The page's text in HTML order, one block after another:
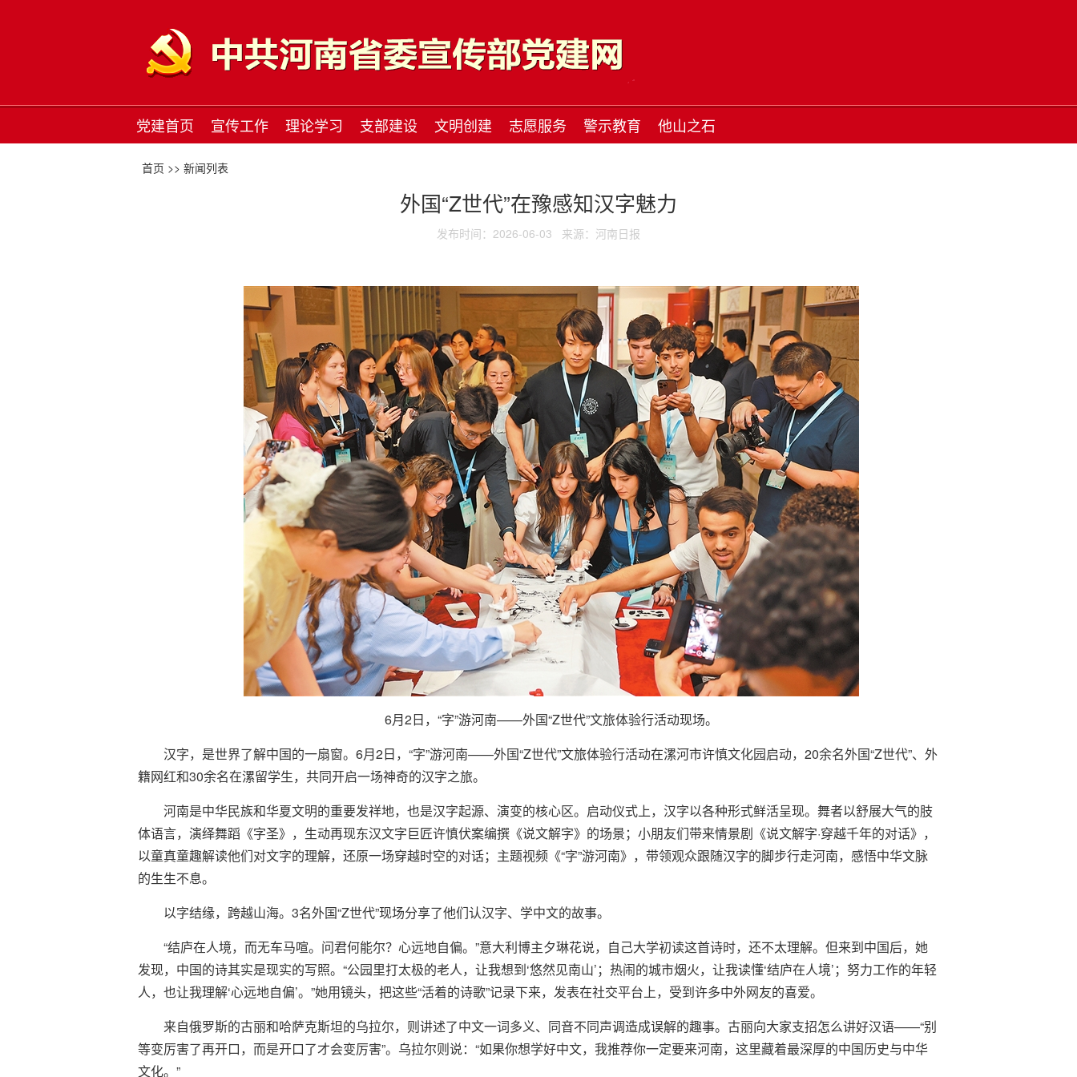
党建首页 宣传工作 理论学习 支部建设 文明创建 志愿服务 警示教育 他山之石
首页 >> 新闻列表
外国“Z世代”在豫感知汉字魅力
发布时间：2026-06-03 来源：河南日报
6月2日，“字”游河南——外国“Z世代”文旅体验行活动现场。
汉字，是世界了解中国的一扇窗。6月2日，“字”游河南——外国“Z世代”文旅体验行活动在漯河市许慎文化园启动，20余名外国“Z世代”、外
籍网红和30余名在漯留学生，共同开启一场神奇的汉字之旅。
河南是中华民族和华夏文明的重要发祥地，也是汉字起源、演变的核心区。启动仪式上，汉字以各种形式鲜活呈现。舞者以舒展大气的肢
体语言，演绎舞蹈《字圣》，生动再现东汉文字巨匠许慎伏案编撰《说文解字》的场景；小朋友们带来情景剧《说文解字·穿越千年的对话》，
以童真童趣解读他们对文字的理解，还原一场穿越时空的对话；主题视频《“字”游河南》，带领观众跟随汉字的脚步行走河南，感悟中华文脉
的生生不息。
以字结缘，跨越山海。3名外国“Z世代”现场分享了他们认汉字、学中文的故事。
“结庐在人境，而无车马喧。问君何能尔？心远地自偏。”意大利博主夕琳花说，自己大学初读这首诗时，还不太理解。但来到中国后，她
发现，中国的诗其实是现实的写照。“公园里打太极的老人，让我想到‘悠然见南山’；热闹的城市烟火，让我读懂‘结庐在人境’；努力工作的年轻
人，也让我理解‘心远地自偏’。”她用镜头，把这些“活着的诗歌”记录下来，发表在社交平台上，受到许多中外网友的喜爱。
来自俄罗斯的古丽和哈萨克斯坦的乌拉尔，则讲述了中文一词多义、同音不同声调造成误解的趣事。古丽向大家支招怎么讲好汉语——“别
等变厉害了再开口，而是开口了才会变厉害”。乌拉尔则说：“如果你想学好中文，我推荐你一定要来河南，这里藏着最深厚的中国历史与中华
文化。”